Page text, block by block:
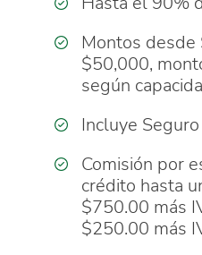
Montos
$50,000,
según
Incluye
Comisión por
crédito hasta
$750.00 más
$250.00 más